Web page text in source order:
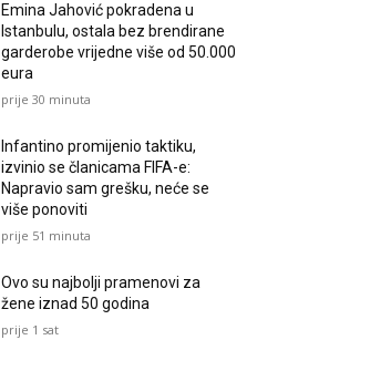
Emina Jahović pokradena u
Istanbulu, ostala bez brendirane
garderobe vrijedne više od 50.000
eura
prije 30 minuta
Infantino promijenio taktiku,
izvinio se članicama FIFA-e:
Napravio sam grešku, neće se
više ponoviti
prije 51 minuta
Ovo su najbolji pramenovi za
žene iznad 50 godina
prije 1 sat